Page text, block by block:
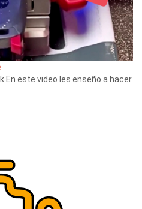
En este video les enseño a hacer